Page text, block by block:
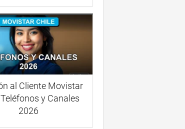
al Cliente Movistar
y Canales
2026